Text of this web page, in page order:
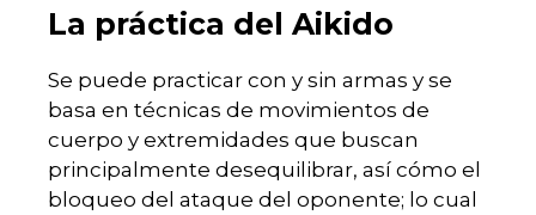
La práctica del Aikido
Se puede practicar con y sin armas y se
basa en técnicas de movimientos de
cuerpo y extremidades que buscan
principalmente desequilibrar, así cómo el
bloqueo del ataque del oponente; lo cual